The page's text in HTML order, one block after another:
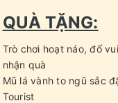
QUÀ TẶNG:
Trò chơi hoạt náo, đố
nhận quà
Mũ lá vành to ngũ sắc
Tourist